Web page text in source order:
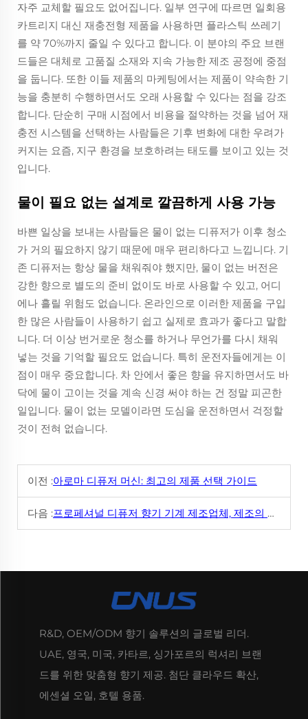
자주 교체할 필요도 없어집니다. 일부 연구에 따르면 일회용
카트리지 대신 재충전형 제품을 사용하면 플라스틱 쓰레기
를 약 70%까지 줄일 수 있다고 합니다. 이 분야의 주요 브랜
드들은 대체로 고품질 소재와 지속 가능한 제조 공정에 중점
을 둡니다. 또한 이들 제품의 마케팅에서는 제품이 약속한 기
능을 충분히 수행하면서도 오래 사용할 수 있다는 점을 강조
합니다. 단순히 구매 시점에서 비용을 절약하는 것을 넘어 재
충전 시스템을 선택하는 사람들은 기후 변화에 대한 우려가
커지는 요즘, 지구 환경을 보호하려는 태도를 보이고 있는 것
입니다.
물이 필요 없는 설계로 깔끔하게 사용 가능
바쁜 일상을 보내는 사람들은 물이 없는 디퓨저가 이후 청소
가 거의 필요하지 않기 때문에 매우 편리하다고 느낍니다. 기
존 디퓨저는 항상 물을 채워줘야 했지만, 물이 없는 버전은
강한 향으로 별도의 준비 없이도 바로 사용할 수 있고, 어디
에나 흘릴 위험도 없습니다. 온라인으로 이러한 제품을 구입
한 많은 사람들이 사용하기 쉽고 실제로 효과가 좋다고 말합
니다. 더 이상 번거로운 청소를 하거나 무언가를 다시 채워
넣는 것을 기억할 필요도 없습니다. 특히 운전자들에게는 이
점이 매우 중요합니다. 차 안에서 좋은 향을 유지하면서도 바
닥에 물이 고이는 것을 계속 신경 써야 하는 건 정말 피곤한
일입니다. 물이 없는 모델이라면 도심을 운전하면서 걱정할
것이 전혀 없습니다.
이전 :아로마 디퓨저 머신: 최고의 제품 선택 가이드
다음 :프로페셔널 디퓨저 향기 기계 제조업체, 제조의 매력에 감탄하다
R&D, OEM/ODM 향기 솔루션의 글로벌 리더.
UAE, 영국, 미국, 카타르, 싱가포르의 럭셔리 브랜
드를 위한 맞춤형 향기 제공. 첨단 클라우드 확산,
에센셜 오일, 호텔 용품.